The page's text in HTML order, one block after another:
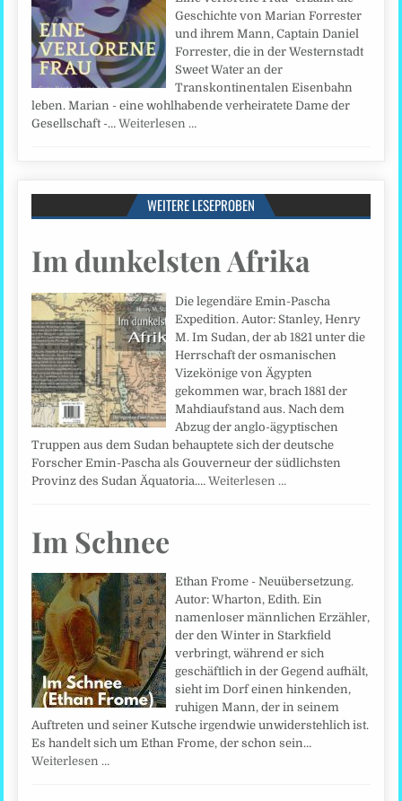
Geschichte von Marian Forrester
und ihrem Mann, Captain Daniel
Forrester, die in der Westernstadt
Sweet Water an der
Transkontinentalen Eisenbahn
leben. Marian - eine wohlhabende verheiratete Dame der
Gesellschaft -…Weiterlesen …
WEITERE LESEPROBEN
Im dunkelsten Afrika
Die legendäre Emin-Pascha
Expedition. Autor: Stanley, Henry
M. Im Sudan, der ab 1821 unter die
Herrschaft der osmanischen
Vizekönige von Ägypten
gekommen war, brach 1881 der
Mahdiaufstand aus. Nach dem
Abzug der anglo-ägyptischen
Truppen aus dem Sudan behauptete sich der deutsche
Forscher Emin-Pascha als Gouverneur der südlichsten
Provinz des Sudan Äquatoria.…Weiterlesen …
Im Schnee
Ethan Frome - Neuübersetzung.
Autor: Wharton, Edith. Ein
namenloser männlichen Erzähler,
der den Winter in Starkfield
verbringt, während er sich
geschäftlich in der Gegend aufhält,
sieht im Dorf einen hinkenden,
ruhigen Mann, der in seinem
Auftreten und seiner Kutsche irgendwie unwiderstehlich ist.
Es handelt sich um Ethan Frome, der schon sein…
Weiterlesen …